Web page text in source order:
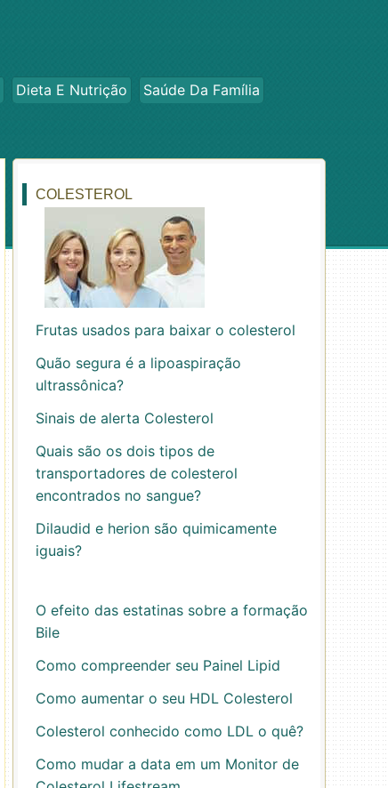
Dieta E Nutrição
Saúde Da Família
COLESTEROL
Frutas usados ​​para baixar o colesterol
Quão segura é a lipoaspiração
ultrassônica?
Sinais de alerta Colesterol
Quais são os dois tipos de
transportadores de colesterol
encontrados no sangue?
Dilaudid e herion são quimicamente
iguais?
O efeito das estatinas sobre a formação
Bile
Como compreender seu Painel Lipid
Como aumentar o seu HDL Colesterol
Colesterol conhecido como LDL o quê?
Como mudar a data em um Monitor de